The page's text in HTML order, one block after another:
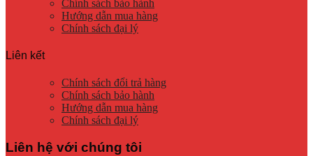
Chính sách bảo hành
Hướng dẫn mua hàng
Chính sách đại lý
Liên kết
Chính sách đổi trả hàng
Chính sách bảo hành
Hướng dẫn mua hàng
Chính sách đại lý
Liên hệ với chúng tôi